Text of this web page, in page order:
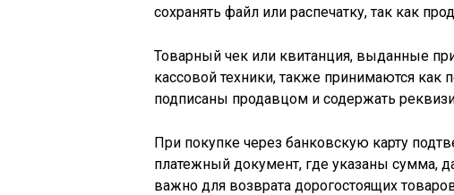
сохранять файл или распечатку, так как
Товарный чек или квитанция, выданные
кассовой техники, также принимаются
подписаны продавцом и содержать
При покупке через банковскую карту
платежный документ, где указаны сумма,
важно для возврата дорогостоящих